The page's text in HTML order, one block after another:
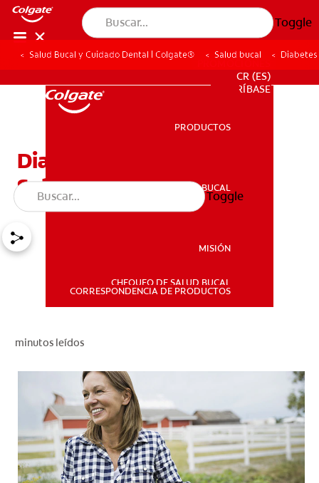
Toggle
SALUD BUCAL
PROMOCIONES
CR (ES)
SUSCRÍBASE
CR (ES)
SUSCRÍBASE
PRODUCTOS
SALUD BUCAL
MISIÓN
CHEQUEO DE SALUD BUCAL
CORRESPONDENCIA DE PRODUCTOS
Toggle
Salud Bucal y Cuidado Dental | Colgate® Salud bucal Diabetes
Diabetes Y Problemas De
Salud Bucal
minutos leídos